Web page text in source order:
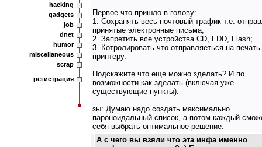
hacking
gadgets
job
dnet
humor
miscellaneous
scrap
регистрация
Первое что пришло в голову:
1. Сохранять весь почтовый трафик т.е.
принятые электронные письма;
2. Запретить все устройства CD, FDD, Flash;
3. Котролировать что отправляеться на печать
принтеру.
Подскажите что еще можно зделать? И по
возможности как зделать (включая уже
существующие пункты).
зы: Думаю надо создать максимально
пароноидальный список, а потом каждый
себя выбрать оптимальное решение.
А с чего вы взяли что эта инфа именно